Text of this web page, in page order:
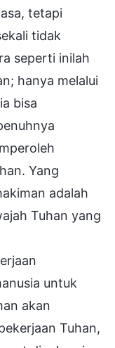
tetapi
tidak
seperti inilah
hanya melalui
bisa
Yang
adalah
Tuhan yang
untuk
akan
Tuhan,